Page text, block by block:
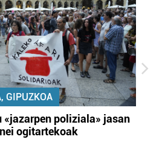
GIPUZKOA
«jazarpen poliziala» jasan
ogitartekoak